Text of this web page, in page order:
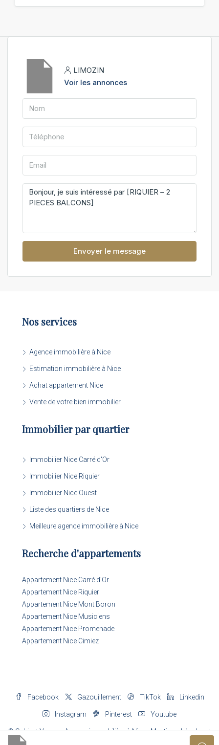
LIMOZIN
Voir les annonces
Envoyer le message
Nos services
Agence immobilière à Nice
Estimation immobilière à Nice
Achat appartement Nice
Vente de votre bien immobilier
Immobilier par quartier
Immobilier Nice Carré d'Or
Immobilier Nice Riquier
Immobilier Nice Ouest
Liste des quartiers de Nice
Meilleure agence immobilière à Nice
Recherche d'appartements
Appartement Nice Carré d'Or
Appartement Nice Riquier
Appartement Nice Mont Boron
Appartement Nice Musiciens
Appartement Nice Promenade
Appartement Nice Cimiez
Facebook Gazouillement TikTok Linkedin
Instagram Pinterest Youtube
© Cabinet Vogue - Agence immobilière à Nice -Mentions Légaleset